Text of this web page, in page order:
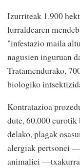
Izurriteak 1.900
lurraldearen
"infestazio maila
nagusien inguruan
Tratamendurako,
biologiko
Kontratazioa
dute, 60.000 eurotik
delako, plagak
alergiak pertsonei
animaliei